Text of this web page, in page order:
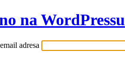
na WordPressu
adresa